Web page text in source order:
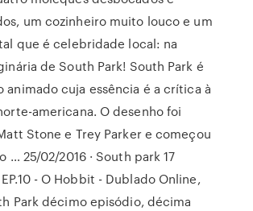
um cozinheiro muito louco e um
que é celebridade local: na
de South Park! South Park é
animado cuja essência é a crítica à
americana. O desenho foi
Stone e Trey Parker e começou
… 25/02/2016 · South park 17
- O Hobbit - Dublado Online,
Park décimo episódio, décima